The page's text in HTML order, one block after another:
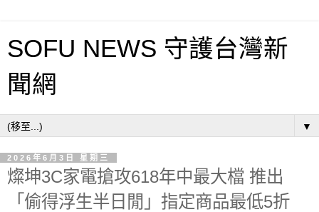
SOFU NEWS 守護台灣新
聞網
▼
2026年6月3日 星期三
燦坤3C家電搶攻618年中最大檔 推出
「偷得浮生半日閒」指定商品最低5折